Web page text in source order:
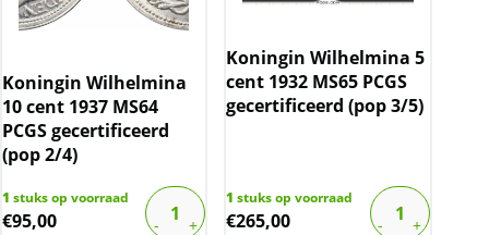
Koningin Wilhelmina
10 cent 1937 MS64
PCGS gecertificeerd
(pop 2/4)
1 stuks op voorraad
€95,00
Koningin Wilhelmina 5
cent 1932 MS65 PCGS
gecertificeerd (pop 3/5)
1 stuks op voorraad
€265,00